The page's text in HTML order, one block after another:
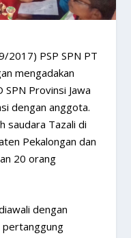
2017) PSP SPN PT
mengadakan
Provinsi Jawa
dengan anggota.
saudara Tazali di
Pekalongan dan
20 orang
dengan
pertanggung